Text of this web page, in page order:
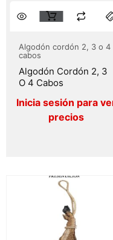
Algodón cordón 2, 3 o 4
cabos
Algodón Cordón 2, 3
O 4 Cabos